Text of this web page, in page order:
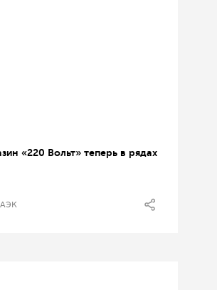
«220 Вольт» теперь в рядах